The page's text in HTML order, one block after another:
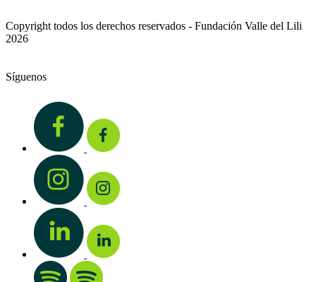
Copyright todos los derechos reservados - Fundación Valle del Lili
2026
Síguenos